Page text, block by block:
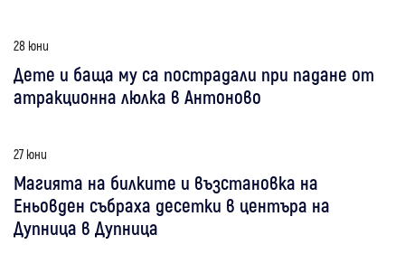
28 юни
Дете и баща му са пострадали при падане от
атракционна люлка в Антоново
27 юни
Магията на билките и възстановка на
Еньовден събраха десетки в центъра на
Дупница в Дупница